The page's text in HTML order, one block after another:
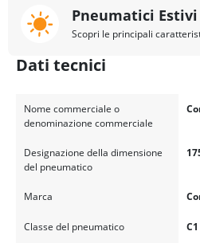
Pneumatici Estivi
Scopri le principali
Dati tecnici
Nome commerciale o
denominazione commerciale
Designazione della dimensione
del pneumatico
Marca
Classe del pneumatico